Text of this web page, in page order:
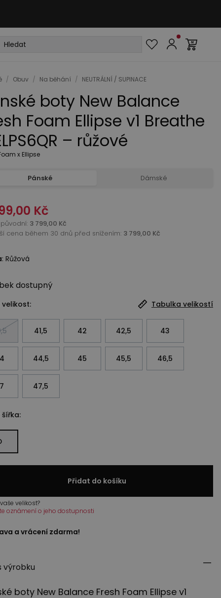
/ Obuv / Na běhání / NEUTRÁLNÍ / SUPINACE
boty New Balance
Foam Ellipse v1 Breathe
– růžové
x Ellipse
Pánské Dámské
Kč
: 3 799,00 Kč
cena během 30 dnů před snížením: 3 799,00 Kč
: Růžová
dostupný
velikost: Tabulka velikostí
41,5 42 42,5 43
44,5 45 45,5 46,5
47,5
šířka:
Přidat do košíku
velikost?
oznámení o jeho dostupnosti
a vrácení zdarma!
výrobku
boty New Balance Fresh Foam Ellipse v1